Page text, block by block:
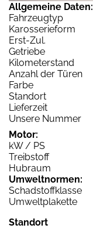
Allgemeine Daten:
Fahrzeugtyp
Karosserieform
Erst-Zul.
Getriebe
Kilometerstand
Anzahl der Türen
Farbe
Standort
Lieferzeit
Unsere Nummer
Motor:
kW / PS
Treibstoff
Hubraum
Umweltnormen:
Schadstoffklasse
Umweltplakette
Standort